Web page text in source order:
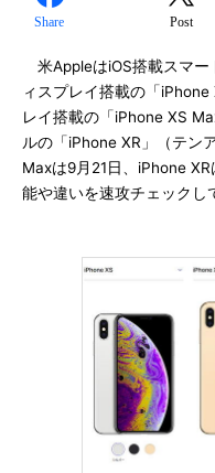
Share Post
米AppleはiOS搭載スマー
ィスプレイ搭載の「
レイ搭載の「iPhone XS
ルの「iPhone XR」（テン
Maxは9月21日、iPhone
能や違いを速攻チェックし